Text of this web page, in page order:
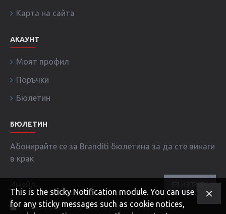
Карта на сайта
АКАУНТ
Моят профил
Поръчки
Бюлетин
БЮЛЕТИН
Абонирайте се за Branditi бюлетина за да сте винаги
в крак
ИЗПРАТИ
Прочел съм и съм съгласен с условията в страница
This is the sticky Notification module. You can use it
for any sticky messages such as cookie notices,